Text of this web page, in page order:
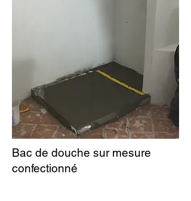
Bac de douche sur mesure
confectionné